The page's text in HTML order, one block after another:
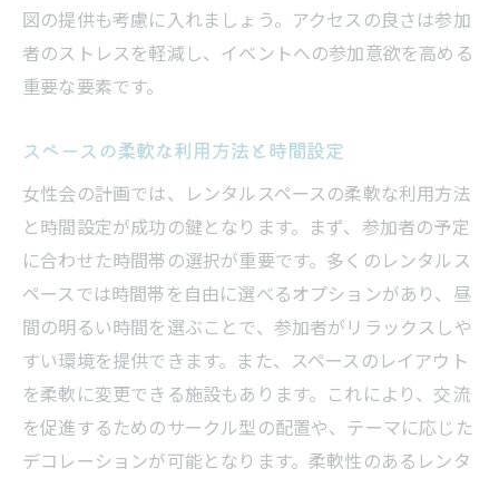
図の提供も考慮に入れましょう。アクセスの良さは参加
者のストレスを軽減し、イベントへの参加意欲を高める
重要な要素です。
スペースの柔軟な利用方法と時間設定
女性会の計画では、レンタルスペースの柔軟な利用方法
と時間設定が成功の鍵となります。まず、参加者の予定
に合わせた時間帯の選択が重要です。多くのレンタルス
ペースでは時間帯を自由に選べるオプションがあり、昼
間の明るい時間を選ぶことで、参加者がリラックスしや
すい環境を提供できます。また、スペースのレイアウト
を柔軟に変更できる施設もあります。これにより、交流
を促進するためのサークル型の配置や、テーマに応じた
デコレーションが可能となります。柔軟性のあるレンタ